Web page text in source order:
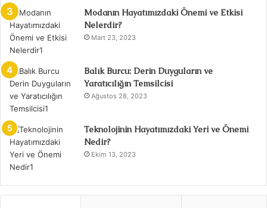
Modanın Hayatımızdaki Önemi ve Etkisi
Nelerdir?
Mart 23, 2023
Balık Burcu: Derin Duyguların ve
Yaratıcılığın Temsilcisi
Ağustos 28, 2023
Teknolojinin Hayatımızdaki Yeri ve Önemi
Nedir?
Ekim 13, 2023